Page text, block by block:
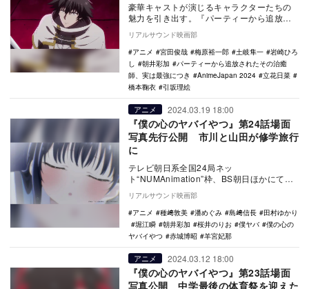
豪華キャストが演じるキャラクターたちの
魅力を引き出す。『パーティーから追放さ
れたその治癒師、実は最強につき』のティ
ザーPVと追加…
リアルサウンド映画部
アニメ
宮田俊哉 梅原裕一郎 土岐隼一
岩崎ひろ
し
朝井彩加
パーティーから追放されたその治癒
師、実は最強につき
AnimeJapan 2024
立花日菜
橋本鞠衣
引坂理絵
アニメ 2024.03.19 18:00
『僕の心のヤバイやつ』第24話場面
写真先行公開 市川と山田が修学旅行
に
テレビ朝日系全国24局ネッ
ト“NUMAnimation”枠、BS朝日ほかにて放
送中のTVアニメ『僕の心のヤバイやつ』第
24話（第…
リアルサウンド映画部
アニメ
種﨑敦美 潘めぐみ 島﨑信長
田村ゆかり
堀江瞬
朝井彩加 桜井のりお 僕ヤバ
僕の心の
ヤバイやつ
赤城博昭 羊宮妃那
アニメ 2024.03.12 18:00
『僕の心のヤバイやつ』第23話場面
写真公開 中学最後の体育祭を迎えた